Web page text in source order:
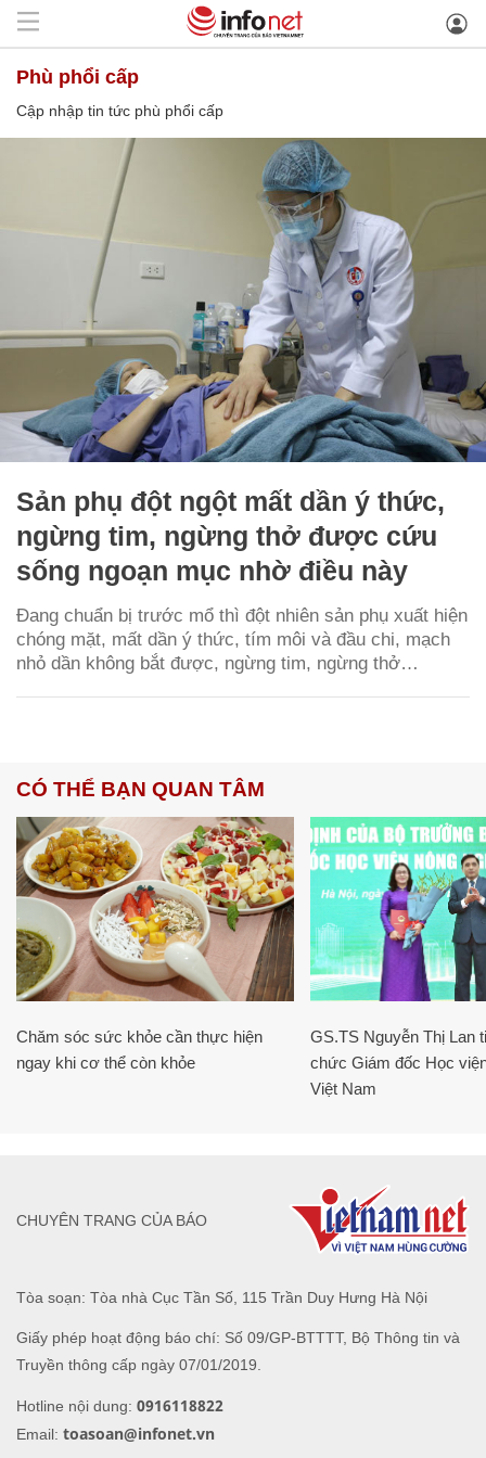
phù phổi cấp
Cập nhập tin tức phù phổi cấp
Sản phụ đột ngột mất dần ý thức,
ngừng tim, ngừng thở được cứu
sống ngoạn mục nhờ điều này
Đang chuẩn bị trước mổ thì đột nhiên sản phụ xuất hiện
chóng mặt, mất dần ý thức, tím môi và đầu chi, mạch
nhỏ dần không bắt được, ngừng tim, ngừng thở…
CÓ THỂ BẠN QUAN TÂM
Chăm sóc sức khỏe cần thực hiện
ngay khi cơ thể còn khỏe
GS.TS Nguyễn Thị Lan
chức Giám đốc Học
Việt Nam
Tòa soạn: Tòa nhà Cục Tần Số, 115 Trần Duy Hưng Hà Nội
Giấy phép hoạt động báo chí: Số 09/GP-BTTTT, Bộ Thông tin và
Truyền thông cấp ngày 07/01/2019.
Hotline nội dung: 0916118822
Email: toasoan@infonet.vn
CHUYÊN TRANG CỦA BÁO